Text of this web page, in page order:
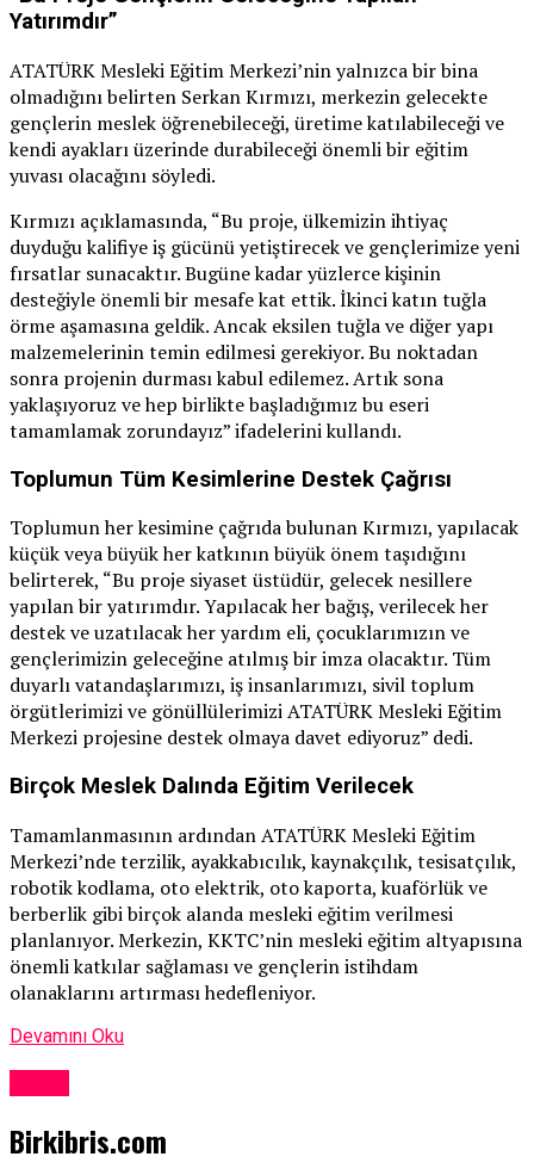
Yatırımdır”
ATATÜRK Mesleki Eğitim Merkezi’nin yalnızca bir bina
olmadığını belirten Serkan Kırmızı, merkezin gelecekte
gençlerin meslek öğrenebileceği, üretime katılabileceği ve
kendi ayakları üzerinde durabileceği önemli bir eğitim
yuvası olacağını söyledi.
Kırmızı açıklamasında, “Bu proje, ülkemizin ihtiyaç
duyduğu kalifiye iş gücünü yetiştirecek ve gençlerimize yeni
fırsatlar sunacaktır. Bugüne kadar yüzlerce kişinin
desteğiyle önemli bir mesafe kat ettik. İkinci katın tuğla
örme aşamasına geldik. Ancak eksilen tuğla ve diğer yapı
malzemelerinin temin edilmesi gerekiyor. Bu noktadan
sonra projenin durması kabul edilemez. Artık sona
yaklaşıyoruz ve hep birlikte başladığımız bu eseri
tamamlamak zorundayız” ifadelerini kullandı.
Toplumun Tüm Kesimlerine Destek Çağrısı
Toplumun her kesimine çağrıda bulunan Kırmızı, yapılacak
küçük veya büyük her katkının büyük önem taşıdığını
belirterek, “Bu proje siyaset üstüdür, gelecek nesillere
yapılan bir yatırımdır. Yapılacak her bağış, verilecek her
destek ve uzatılacak her yardım eli, çocuklarımızın ve
gençlerimizin geleceğine atılmış bir imza olacaktır. Tüm
duyarlı vatandaşlarımızı, iş insanlarımızı, sivil toplum
örgütlerimizi ve gönüllülerimizi ATATÜRK Mesleki Eğitim
Merkezi projesine destek olmaya davet ediyoruz” dedi.
Birçok Meslek Dalında Eğitim Verilecek
Tamamlanmasının ardından ATATÜRK Mesleki Eğitim
Merkezi’nde terzilik, ayakkabıcılık, kaynakçılık, tesisatçılık,
robotik kodlama, oto elektrik, oto kaporta, kuaförlük ve
berberlik gibi birçok alanda mesleki eğitim verilmesi
planlanıyor. Merkezin, KKTC’nin mesleki eğitim altyapısına
önemli katkılar sağlaması ve gençlerin istihdam
olanaklarını artırması hedefleniyor.
Devamını Oku
Birkibris.com